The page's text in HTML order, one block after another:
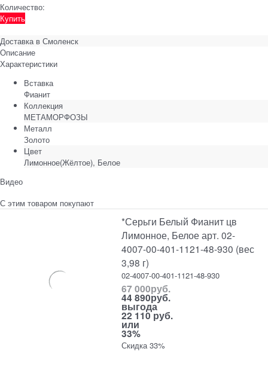
Количество:
Купить
Доставка в Смоленск
Описание
Характеристики
Вставка
Фианит
Коллекция
МЕТАМОРФОЗЫ
Металл
Золото
Цвет
Лимонное(Жёлтое), Белое
Видео
С этим товаром покупают
*Серьги Белый Фианит цв
Лимонное, Белое арт. 02-
4007-00-401-1121-48-930 (вес
3,98 г)
02-4007-00-401-1121-48-930
67 000руб.
44 890руб.
выгода
22 110 руб.
или
33%
Скидка 33%